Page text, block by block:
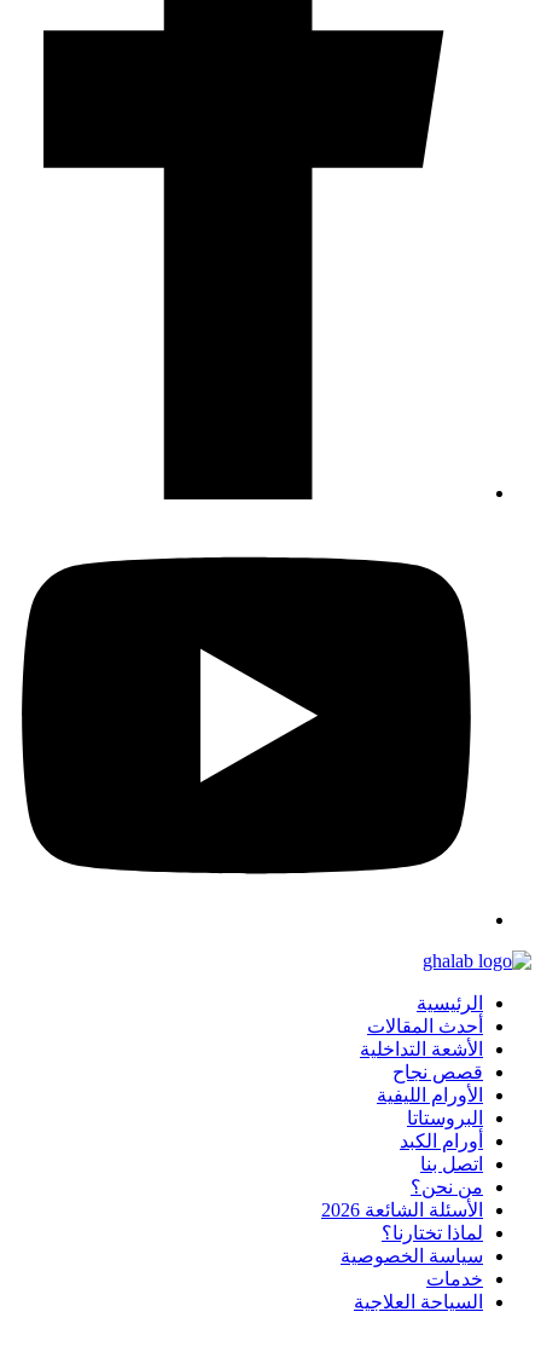
الرئيسية
أحدث المقالات
الأشعة التداخلية
قصص نجاح
الأورام الليفية
البروستاتا
أورام الكبد
اتصل بنا
من نحن؟
الأسئلة الشائعة 2026
لماذا تختارنا؟
سياسة الخصوصية
خدمات
السياحة العلاجية